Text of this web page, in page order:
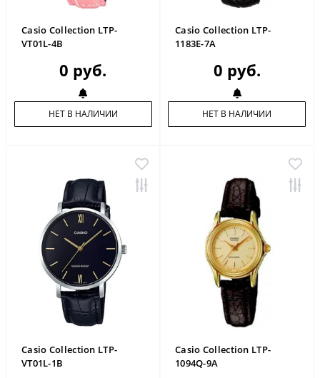
Casio Collection LTP-
VT01L-4B
0 руб.
НЕТ В НАЛИЧИИ
Casio Collection LTP-
1183E-7A
0 руб.
НЕТ В НАЛИЧИИ
Casio Collection LTP-
VT01L-1B
Casio Collection LTP-
1094Q-9A